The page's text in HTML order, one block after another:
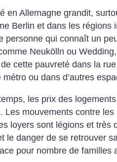
en Allemagne grandit,
Berlin et dans les régions
personne qui connaît un
Neukölln ou
de cette pauvreté dans la
métro ou dans d’autres
les prix des
Les mouvements contre
loyers sont légions et très
le danger de se retrouver
pour nombre de familles